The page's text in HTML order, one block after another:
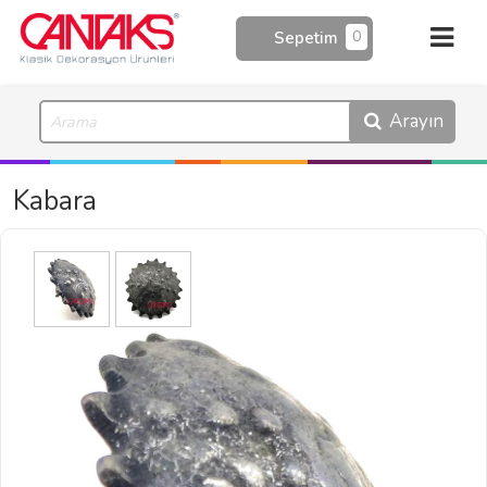
0
Sepetim
Arayın
Kabara